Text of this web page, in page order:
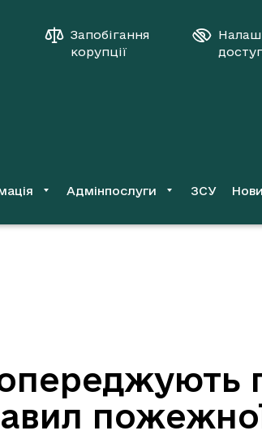
Запобігання
корупції
Адмінпослуги ЗСУ